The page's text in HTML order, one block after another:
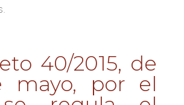
40/2015, de
mayo, por el